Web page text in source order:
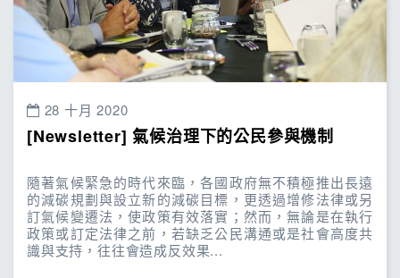
28 十月 2020
[Newsletter] 氣候治理下的公民參與機制
隨著氣候緊急的時代來臨，各國政府無不積極推出長遠
的減碳規劃與設立新的減碳目標，更透過增修法律或另
訂氣候變遷法，使政策有效落實；然而，無論是在執行
政策或訂定法律之前，若缺乏公民溝通或是社會高度共
識與支持，往往會造成反效果...